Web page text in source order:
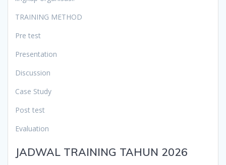
TRAINING METHOD
Pre test
Presentation
Discussion
Case Study
Post test
Evaluation
JADWAL TRAINING TAHUN 2026